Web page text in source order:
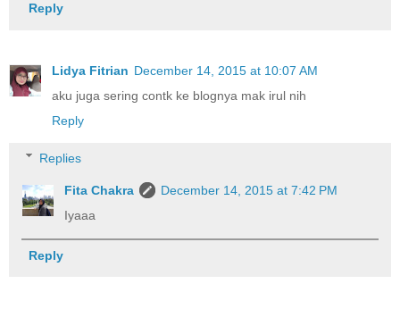
Reply
Lidya Fitrian December 14, 2015 at 10:07 AM
aku juga sering contk ke blognya mak irul nih
Reply
Replies
Fita Chakra
December 14, 2015 at 7:42 PM
Iyaaa
Reply